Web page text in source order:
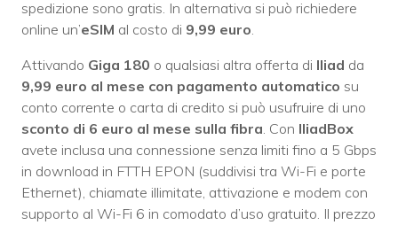
spedizione sono gratis. In alternativa si può richiedere
online un’eSIM al costo di 9,99 euro.
Attivando Giga 180 o qualsiasi altra offerta di Iliad da
9,99 euro al mese con pagamento automatico su
conto corrente o carta di credito si può usufruire di uno
sconto di 6 euro al mese sulla fibra. Con IliadBox
avete inclusa una connessione senza limiti fino a 5 Gbps
in download in FTTH EPON (suddivisi tra Wi-Fi e porte
Ethernet), chiamate illimitate, attivazione e modem con
supporto al Wi-Fi 6 in comodato d’uso gratuito. Il prezzo